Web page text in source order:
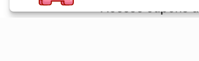
Acesse cupons